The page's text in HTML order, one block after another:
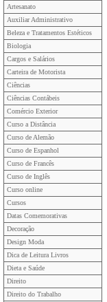
Artesanato
Auxiliar Administrativo
Beleza e Tratamentos Estéticos
Biologia
Cargos e Salários
Carteira de Motorista
Ciências
Ciências Contábeis
Comércio Exterior
Curso a Distância
Curso de Alemão
Curso de Espanhol
Curso de Francês
Curso de Inglês
Curso online
Cursos
Datas Comemorativas
Decoração
Design Moda
Dica de Leitura Livros
Dieta e Saúde
Direito
Direito do Trabalho